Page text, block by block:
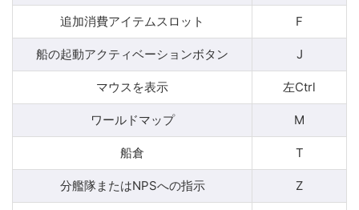
追加消費アイテムスロット F
船の起動アクティベーションボタン J
マウスを表示 左Ctrl
ワールドマップ M
船倉 T
分艦隊またはNPSへの指示 Z